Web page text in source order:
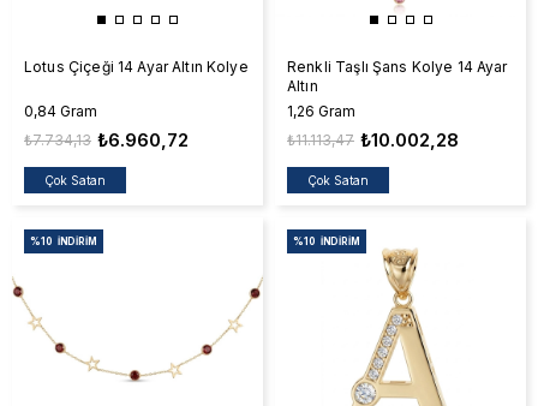
Lotus Çiçeği 14 Ayar Altın Kolye
0,84 Gram
₺6.960,72
₺7.734,13
Çok Satan
Renkli Taşlı Şans Kolye 14 Ayar
Altın
1,26 Gram
₺10.002,28
₺11.113,47
Çok Satan
%10 İNDIRIM %10 İNDIRIM